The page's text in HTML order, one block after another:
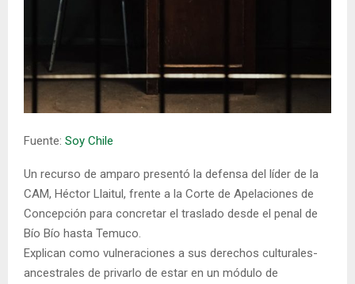
Fuente: Soy Chile
Un recurso de amparo presentó la defensa del líder de la
CAM, Héctor Llaitul, frente a la Corte de Apelaciones de
Concepción para concretar el traslado desde el penal de
Bío Bío hasta Temuco.
Explican como vulneraciones a sus derechos culturales-
ancestrales de privarlo de estar en un módulo de